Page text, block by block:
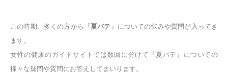
この時期、多くの方から『夏バテ 』についての悩みや質問が入ってき
ます。
女性の健康のガイドサイトでは数回に分けて『夏バテ』についての
様々な疑問や質問にお答えしてまいります。